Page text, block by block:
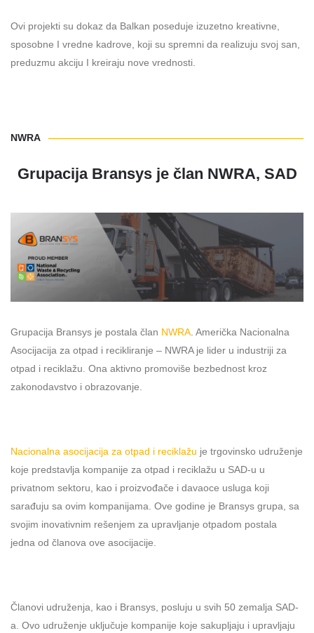
Ovi projekti su dokaz da Balkan poseduje izuzetno kreativne,
sposobne I vredne kadrove, koji su spremni da realizuju svoj san,
preduzmu akciju I kreiraju nove vrednosti.
NWRA
Grupacija Bransys je član NWRA, SAD
Grupacija Bransys je postala član NWRA . Američka Nacionalna
Asocijacija za otpad i recikliranje – NWRA je lider u industriji za
otpad i reciklažu. Ona aktivno promoviše bezbednost kroz
zakonodavstvo i obrazovanje.
Nacionalna asocijacija za otpad i reciklažu je trgovinsko udruženje
koje predstavlja kompanije za otpad i reciklažu u SAD-u u
privatnom sektoru, kao i proizvođače i davaoce usluga koji
sarađuju sa ovim kompanijama. Ove godine je Bransys grupa, sa
svojim inovativnim rešenjem za upravljanje otpadom postala
jedna od članova ove asocijacije.
Članovi udruženja, kao i Bransys, posluju u svih 50 zemalja SAD-
a. Ovo udruženje uključuje kompanije koje sakupljaju i upravljaju